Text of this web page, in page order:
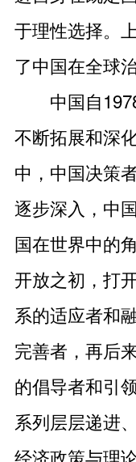
于理性选择。
了中国在全球
中国自1978
不断拓展和深
中，中国决策
逐步深入，中
国在世界中的
开放之初，打
系的适应者和
完善者，再后
的倡导者和引
系列层层递进
经济政策与理